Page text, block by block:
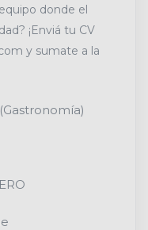
donde el
¡Enviá tu CV
y sumate a la